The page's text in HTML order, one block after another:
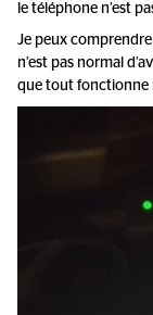
le téléphone n’est
Je peux comprendre
n’est pas normal
que tout fonctionne